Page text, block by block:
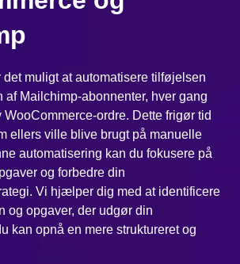
muligt at automatisere tilføjelsen
af Mailchimp-abonnenter, hver gang
WooCommerce-ordre. Dette frigør tid
ellers ville blive brugt på manuelle
automatisering kan du fokusere på
og forbedre din
Vi hjælper dig med at identificere
og opgaver, der udgør din
kan opnå en mere struktureret og